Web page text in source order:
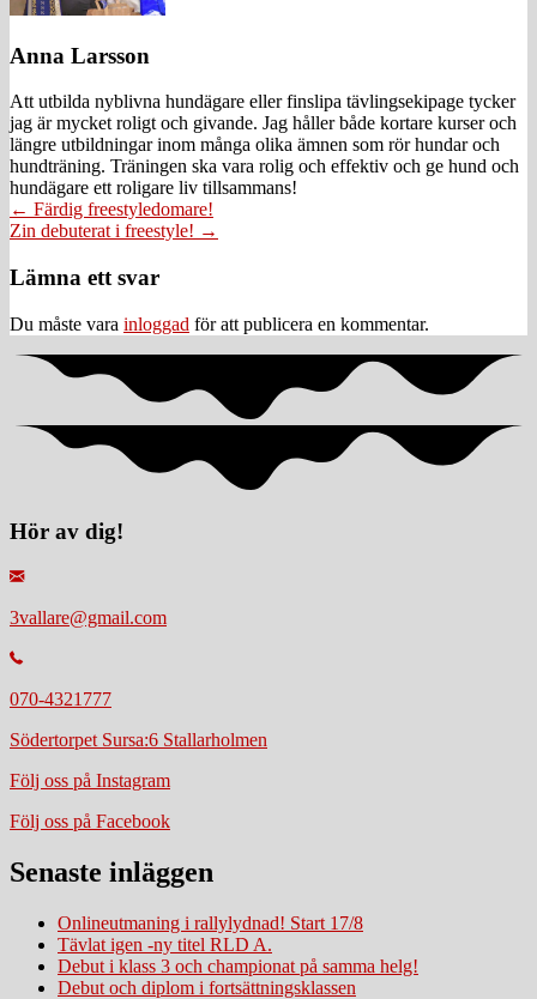
Anna Larsson
Att utbilda nyblivna hundägare eller finslipa tävlingsekipage tycker
jag är mycket roligt och givande. Jag håller både kortare kurser och
längre utbildningar inom många olika ämnen som rör hundar och
hundträning. Träningen ska vara rolig och effektiv och ge hund och
hundägare ett roligare liv tillsammans!
Posts
navigation
← Färdig freestyledomare!
Zin debuterat i freestyle! →
Läsarkommentarer
Lämna ett svar
Du måste vara inloggad för att publicera en kommentar.
Hör av dig!
3vallare@gmail.com
070-4321777
Södertorpet Sursa:6 Stallarholmen
Följ oss på Instagram
Följ oss på Facebook
Senaste inläggen
Onlineutmaning i rallylydnad! Start 17/8
Tävlat igen -ny titel RLD A.
Debut i klass 3 och championat på samma helg!
Debut och diplom i fortsättningsklassen